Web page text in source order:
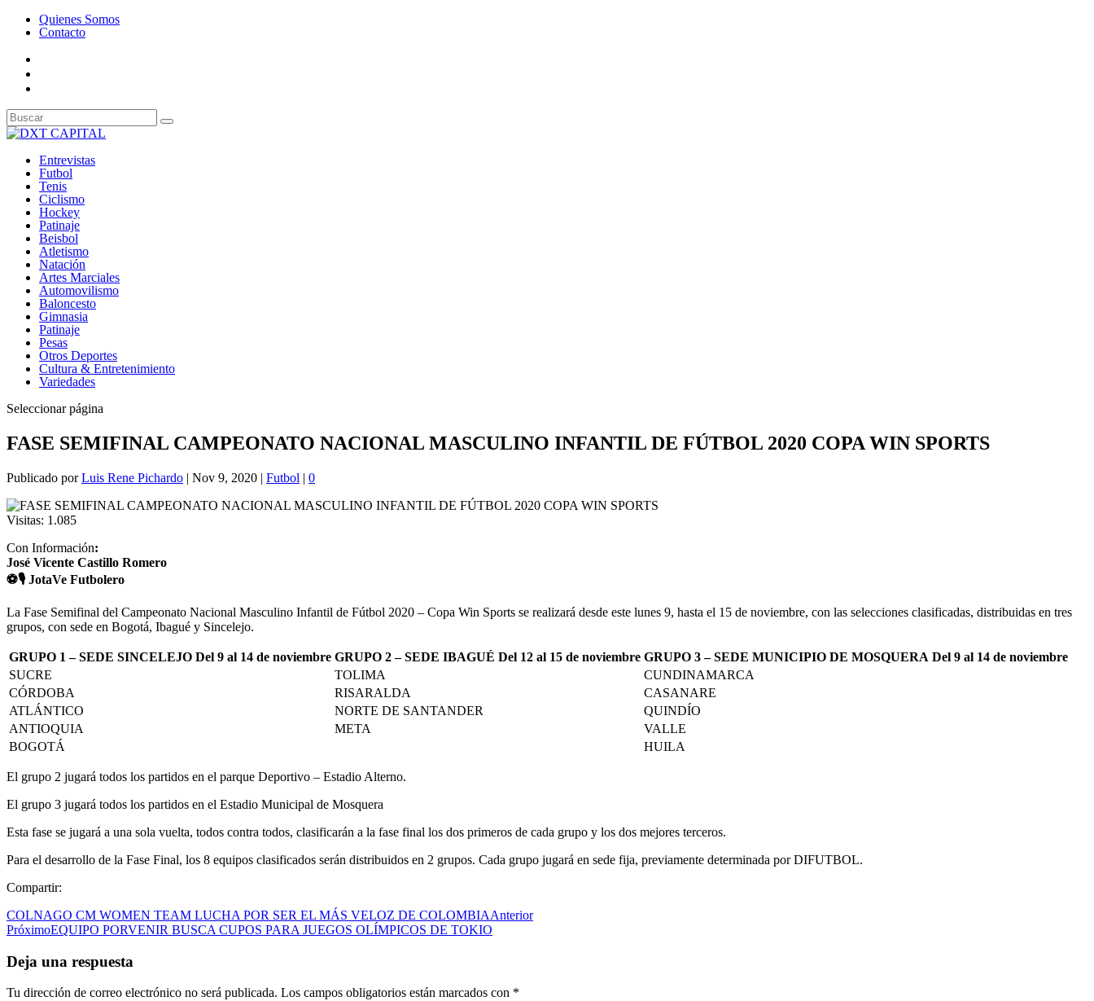
Quienes Somos
Contacto
Entrevistas
Futbol
Tenis
Ciclismo
Hockey
Patinaje
Beisbol
Atletismo
Natación
Artes Marciales
Automovilismo
Baloncesto
Gimnasia
Patinaje
Pesas
Otros Deportes
Cultura & Entretenimiento
Variedades
Seleccionar página
FASE SEMIFINAL CAMPEONATO NACIONAL MASCULINO INFANTIL DE FÚTBOL 2020 COPA WIN SPORTS
Publicado porLuis Rene Pichardo | Nov 9, 2020 | Futbol | 0
Visitas: 1.085
Con Información:
José Vicente Castillo Romero
⚽🎙 JotaVe Futbolero
La Fase Semifinal del Campeonato Nacional Masculino Infantil de Fútbol 2020 – Copa Win Sports se realizará desde este lunes 9, hasta el 15 de noviembre, con las selecciones clasificadas, distribuidas en tres
grupos, con sede en Bogotá, Ibagué y Sincelejo.
GRUPO 1 – SEDE SINCELEJO Del 9 al 14 de noviembre GRUPO 2 – SEDE IBAGUÉ Del 12 al 15 de noviembre GRUPO 3 – SEDE MUNICIPIO DE MOSQUERA Del 9 al 14 de noviembre
SUCRE
TOLIMA
CUNDINAMARCA
CÓRDOBA
RISARALDA
CASANARE
ATLÁNTICO
NORTE DE SANTANDER
QUINDÍO
ANTIOQUIA
META
VALLE
BOGOTÁ
HUILA
El grupo 2 jugará todos los partidos en el parque Deportivo – Estadio Alterno.
El grupo 3 jugará todos los partidos en el Estadio Municipal de Mosquera
Esta fase se jugará a una sola vuelta, todos contra todos, clasificarán a la fase final los dos primeros de cada grupo y los dos mejores terceros.
Para el desarrollo de la Fase Final, los 8 equipos clasificados serán distribuidos en 2 grupos. Cada grupo jugará en sede fija, previamente determinada por DIFUTBOL.
Compartir:
COLNAGO CM WOMEN TEAM LUCHA POR SER EL MÁS VELOZ DE COLOMBIAAnterior
PróximoEQUIPO PORVENIR BUSCA CUPOS PARA JUEGOS OLÍMPICOS DE TOKIO
Deja una respuesta
Tu dirección de correo electrónico no será publicada. Los campos obligatorios están marcados con *